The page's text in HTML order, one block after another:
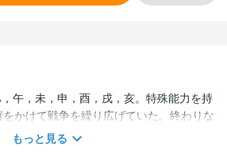
午，未，申，酉，戌，亥。特殊能力を持
かけて戦争を繰り広げていた。終わりな
民族が擁立する闘士・“獣刀士”による
もっと見る